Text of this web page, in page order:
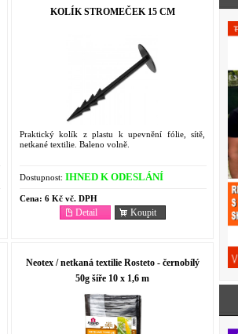
KOLÍK STROMEČEK 15 CM
Praktický kolík z plastu k upevnění fólie, sítě,
netkané textilie. Baleno volně.
Dostupnost: IHNED K ODESLÁNÍ
Cena: 6 Kč vč. DPH
Koupit
Detail
Neotex / netkaná textilie Rosteto - černobílý
50g šíře 10 x 1,6 m